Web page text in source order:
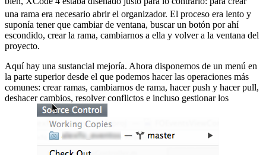
una rama era necesario abrir el organizador. El proceso era lento y
suponía tener que cambiar de ventana, buscar un botón por ahí
escondido, crear la rama, cambiarnos a ella y volver a la ventana del
proyecto.
Aquí hay una sustancial mejoría. Ahora disponemos de un menú en
la parte superior desde el que podemos hacer las operaciones más
comunes: crear ramas, cambiarnos de rama, hacer push y hacer pull,
deshacer cambios, resolver conflictos e incluso gestionar los